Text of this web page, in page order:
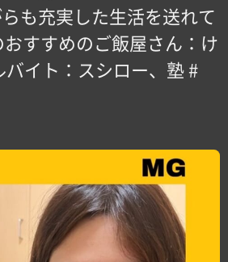
も充実した生活を送れて
おすすめのご飯屋さん：け
バイト：スシロー、塾 #